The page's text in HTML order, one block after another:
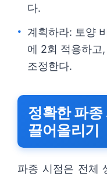
다.
계획하라: 토양
에 2회 적용하고
조정한다.
정확한 파
끌어올리기
파종 시점은 전체